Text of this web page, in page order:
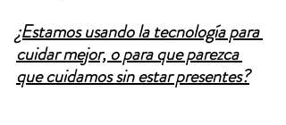
¿Estamos usando la tecnología para
cuidar mejor, o para que parezca
que cuidamos sin estar presentes?